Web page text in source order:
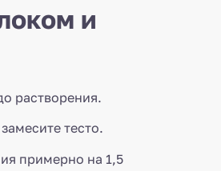
и
растворения.
тесто.
примерно на 1,5